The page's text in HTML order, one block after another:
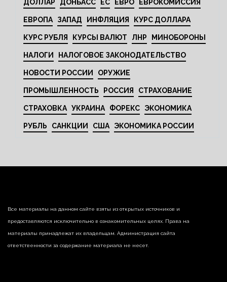
ДОЛЛАР ДОНБАСС ЕС ЕВРО ЕВРОКОМИССИЯ
ЕВРОПА ЗАПАД ИНФЛЯЦИЯ КУРС ДОЛЛАРА
КУРС РУБЛЯ КУРСЫ ВАЛЮТ ЛНР МИНОБОРОНЫ
НАЛОГИ НАЛОГОВОЕ ЗАКОНОДАТЕЛЬСТВО
НОВОСТИ РОССИИ ОРУЖИЕ
ПРОМЫШЛЕННОСТЬ РОССИЯ СТРАХОВАНИЕ
СТРАХОВКА УКРАИНА ФОРЕКС ЭКОНОМИКА
РУБЛЬ САНКЦИИ США ЭКОНОМИКА РОССИИ
Все материалы на данном сайте взяты из открытых источников и
предоставляются исключительно в ознакомительных целях. Права на
материалы принадлежат их владельцам. Администрация сайта
ответственности за содержание материала не несет.